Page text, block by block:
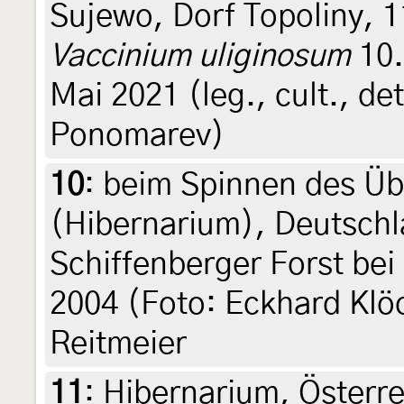
Sujewo, Dorf Topoliny,
Vaccinium uliginosum10.
Mai 2021 (leg., cult.,
Ponomarev)
10: beim Spinnen des
(Hibernarium),
Schiffenberger Forst
2004 (Foto: Eckhard
Reitmeier
11 : Hibernarium,